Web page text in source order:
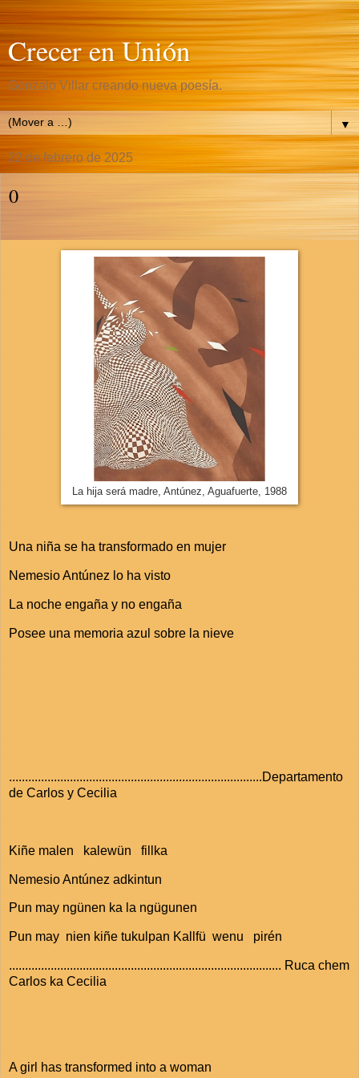
Crecer en Unión
Gonzalo Villar creando nueva poesía.
▼
22 de febrero de 2025
0
La hija será madre, Antúnez, Aguafuerte, 1988
Una niña se ha transformado en mujer
Nemesio Antúnez lo ha visto
La noche engaña y no engaña
Posee una memoria azul sobre la nieve
...............................................................................Departamento
de Carlos y Cecilia
Kiñe malen kalewün fillka
Nemesio Antúnez adkintun
Pun may ngünen ka la ngügunen
Pun may nien kiñe tukulpan Kallfü wenu pirén
..................................................................................... Ruca chem
Carlos ka Cecilia
A girl has transformed into a woman